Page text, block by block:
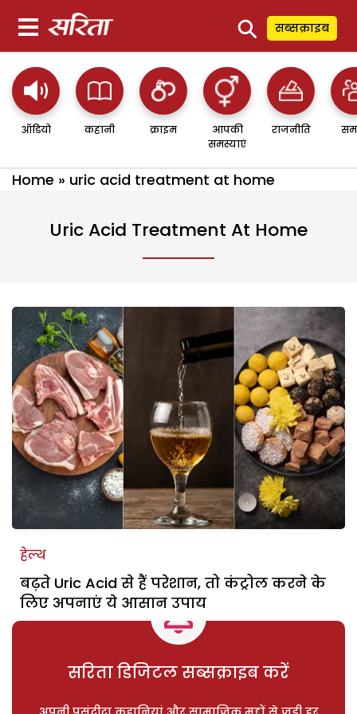
⚲ सब्सक्राइब
ऑडियो कहानी क्राइम
आपकी
समस्याएं
राजनीति
Home » uric acid treatment at home
Uric Acid Treatment At Home
हेल्थ
बढ़ते Uric Acid से हैं परेशान, तो कंट्रोल करने के
लिए अपनाएं ये आसान उपाय
सरिता डिजिटल सब्सक्राइब करें